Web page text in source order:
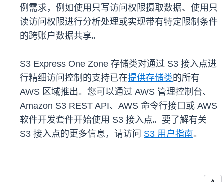
例需求，例如使用只写访问权限摄取数据、使用只
读访问权限进行分析处理或实现带有特定限制条件
的跨账户数据共享。
S3 Express One Zone 存储类对通过 S3 接入点进
行精细访问控制的支持已在提供存储类的所有
AWS 区域推出。您可以通过 AWS 管理控制台、
Amazon S3 REST API、AWS 命令行接口或 AWS
软件开发套件开始使用 S3 接入点。要了解有关
S3 接入点的更多信息，请访问 S3 用户指南。